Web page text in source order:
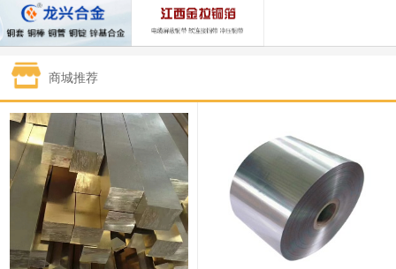
1#镍 131,200—132,400
1#白银 15,170—15,180 15,175 615
钯金
1#钴 331,000—351,000
1#锑 88,000—94,000 91,000
2#锑 84,000—90,000 87,000 0
1#镁 17,000—18,000 17,500
1#电解锰(99.7%袋装) 17,900—18,100 18,000
商城推荐